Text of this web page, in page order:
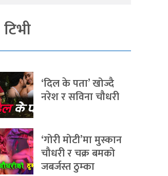
टिभी
‘दिल के पता’ खोज्दै
नरेश र सविना चौधरी
‘गोरी मोटी’मा मुस्कान
चौधरी र चक्र बमको
जबर्जस्त ठुम्का